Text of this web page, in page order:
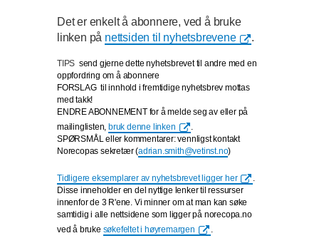
Det er enkelt å abonnere, ved å bruke
linken på nettsiden til nyhetsbrevene .
TIPS send gjerne dette nyhetsbrevet til andre med en
oppfordring om å abonnere
FORSLAGtil innhold i fremtidige nyhetsbrev mottas
med takk!
ENDRE ABONNEMENT for å melde seg av eller på
mailinglisten, bruk denne linken
.
SPØRSMÅL eller kommentarer: vennligst kontakt
Norecopas sekretær (adrian.smith@vetinst.no)
Tidligere eksemplarer av nyhetsbrevet ligger her
.
Disse inneholder en del nyttige lenker til ressurser
innenfor de 3 R'ene. Vi minner om at man kan søke
samtidig i alle nettsidene som ligger på norecopa.no
ved å bruke søkefeltet i høyremargen .